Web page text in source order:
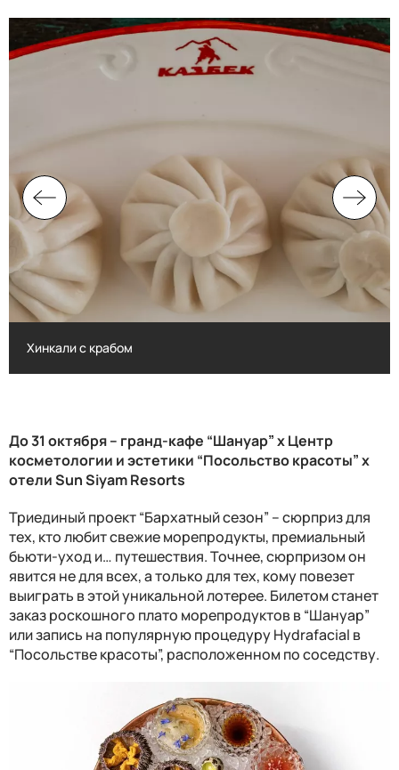
Хинкали с крабом
До 31 октября – гранд-кафе “Шануар” х Центр
косметологии и эстетики “Посольство красоты” х
отелиSun Siyam Resorts
Триединый проект “Бархатный сезон” – сюрприз для
тех, кто любит свежие морепродукты, премиальный
бьюти-уход и… путешествия. Точнее, сюрпризом он
явится не для всех, а только для тех, кому повезет
выиграть в этой уникальной лотерее. Билетом станет
заказ роскошного плато морепродуктов в “Шануар”
или запись на популярную процедуруHydrafacial в
“Посольстве красоты”, расположенном по соседству.